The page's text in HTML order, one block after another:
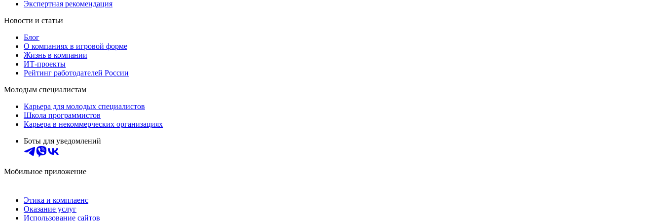
Экспертная рекомендация
Новости и статьи
Блог
О компаниях в игровой форме
Жизнь в компании
ИТ-проекты
Рейтинг работодателей России
Молодым специалистам
Карьера для молодых специалистов
Школа программистов
Карьера в некоммерческих организациях
Боты для уведомлений
Мобильное приложение
Этика и комплаенс
Оказание услуг
Использование сайтов